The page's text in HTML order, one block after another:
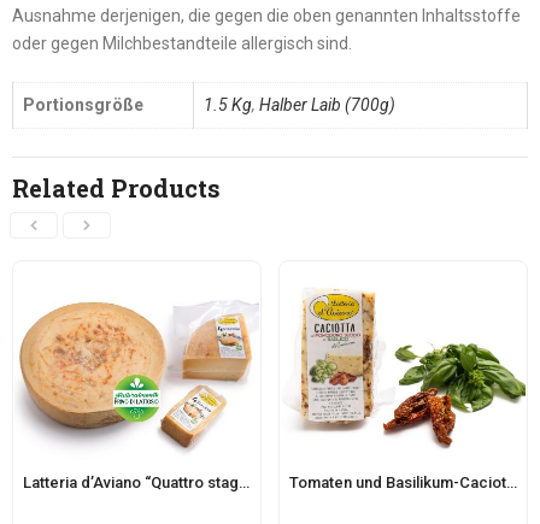
Ausnahme derjenigen, die gegen die oben genannten Inhaltsstoffe
oder gegen Milchbestandteile allergisch sind.
Portionsgröße 1.5 Kg, Halber Laib (700g)
Related Products
Latteria d’Aviano “Quattro stagioni” Käse Tomaten und Basilikum-Caciotta d’Aviano